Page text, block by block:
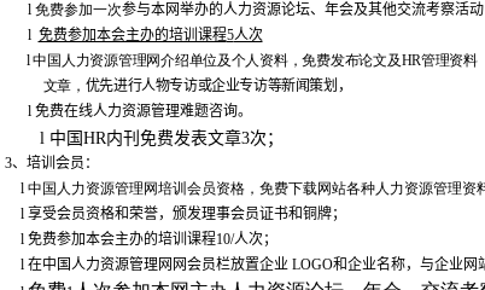
l免费参加一次参与本网举办的人力资源论坛、年会及其他交流考察活动
l 免费参加本会主办的培训课程5人次
l中国人力资源管理网介绍单位及个人资料，免费发布论文及HR管理资料
文章， 优先进行人物专访或企业专访等新闻策划，
l 免费在线人力资源管理难题咨询。
l 中国HR内刊免费发表文章3次；
3、培训会员：
l 中国人力资源管理网培训会员资格，免费下载网站各种人力资源管理资
l 享受会员资格和荣誉，颁发理事会员证书和铜牌；
l 免费参加本会主办的培训课程10/人次；
l 在中国人力资源管理网 网会员栏放置企业 LOGO和企业名称，与企业网